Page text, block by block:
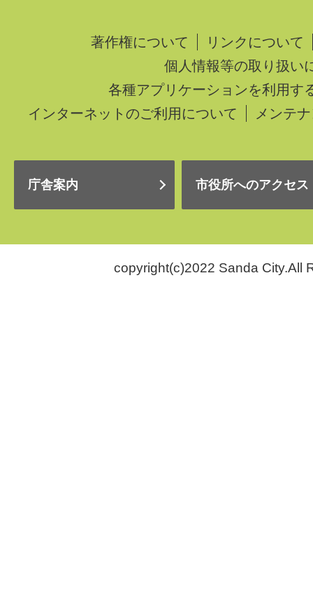
著作権について
リンクについて
個人情報等の取り扱い
各種アプリケーションを利用す
インターネットのご利用について
メンテ
庁舎案内 市役所へのアクセス
copyright(c)2022 Sanda City.All